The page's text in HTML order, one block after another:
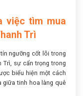
việc tìm mua
Trì
ngưỡng cốt lõi trong
Trì, sự cẩn trọng trong
biểu hiện một cách
giữa tinh hoa làng quê